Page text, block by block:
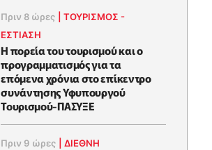
Πριν 8 ώρες |ΤΟΥΡΙΣΜΟΣ -
ΕΣΤΙΑΣΗ
Η πορεία του τουρισμού και ο
προγραμματισμός για τα
επόμενα χρόνια στο επίκεντρο
συνάντησης Υφυπουργού
Τουρισμού-ΠΑΣΥΞΕ
Πριν 9 ώρες |ΔΙΕΘΝΗ